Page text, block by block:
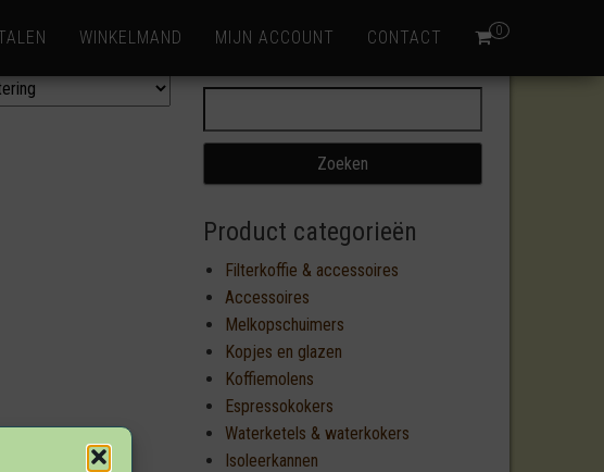
0
WINKELMAND MIJN ACCOUNT CONTACT
Product categorieën
Filterkoffie & accessoires
Accessoires
Melkopschuimers
Kopjes en glazen
Koffiemolens
Espressokokers
Waterketels & waterkokers
Isoleerkannen